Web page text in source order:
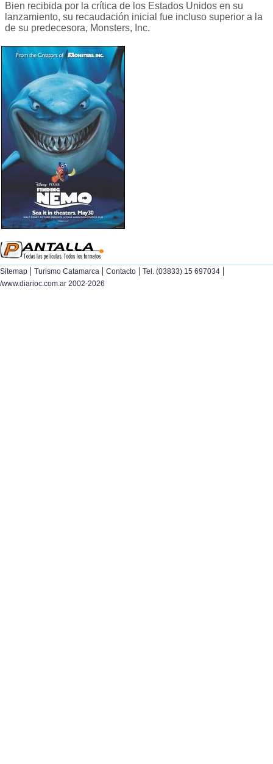
Bien recibida por la crítica de los Estados Unidos en su
lanzamiento, su recaudación inicial fue incluso superior a la
de su predecesora, Monsters, Inc.
Sitemap | Turismo Catamarca | Contacto | Tel. (03833) 15 697034 |
/www.diarioc.com.ar 2002-2026